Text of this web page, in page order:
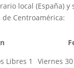
local (España) y
Centroamérica:
Libres 1
Viernes